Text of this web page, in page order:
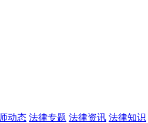
动态 法律专题 法律资讯 法律知识